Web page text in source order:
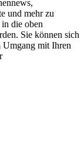
und mehr zu
die oben
Sie können sich
Umgang mit Ihren